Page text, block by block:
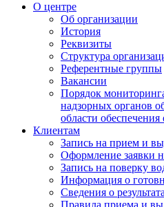
О центре
Об организации
История
Реквизиты
Структура
Референтные группы
Вакансии
Порядок
надзорных органов
области
Клиентам
Запись на прием и
Оформление заявки
Запись на поверку
Информация о
Сведения о
Правила приема и